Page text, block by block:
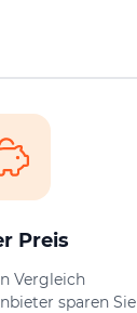
Preis
Vergleich
sparen Sie